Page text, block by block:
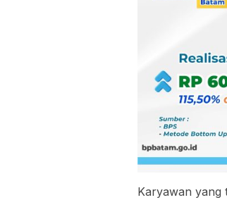
Karyawan yang